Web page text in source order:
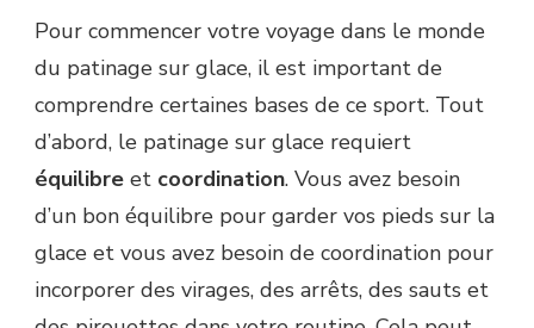
Pour commencer votre voyage dans le monde
du patinage sur glace, il est important de
comprendre certaines bases de ce sport. Tout
d’abord, le patinage sur glace requiert
équilibre et coordination. Vous avez besoin
d’un bon équilibre pour garder vos pieds sur la
glace et vous avez besoin de coordination pour
incorporer des virages, des arrêts, des sauts et